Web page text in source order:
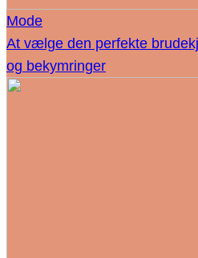
Mode
At vælge den perfekte
og bekymringer